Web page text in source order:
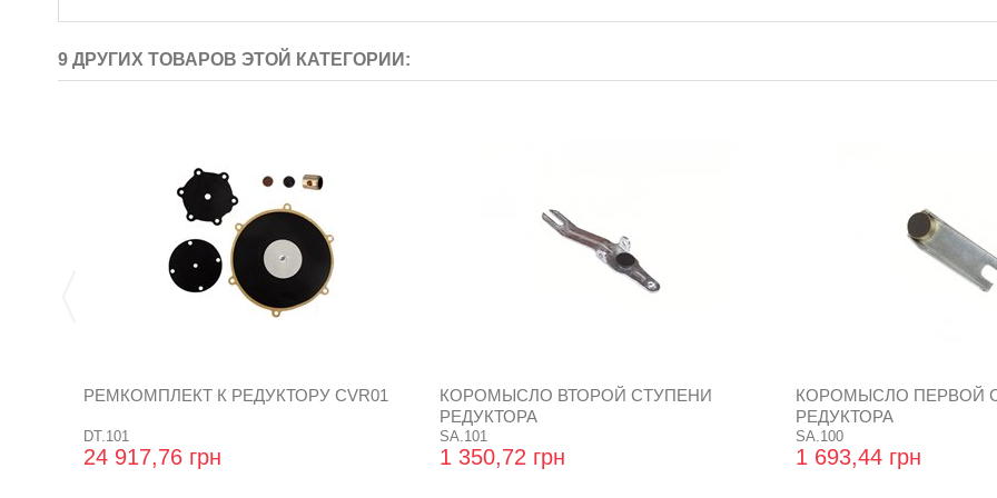
9 ДРУГИХ ТОВАРОВ ЭТОЙ КАТЕГОРИИ:
РЕМКОМПЛЕКТ К РЕДУКТОРУ CVR01
DT.101
24 917,76 грн
КОРОМЫСЛО ВТОРОЙ СТУПЕНИ
РЕДУКТОРА
SA.101
1 350,72 грн
КОРОМЫСЛО ПЕРВОЙ
РЕДУКТОРА
SA.100
1 693,44 грн